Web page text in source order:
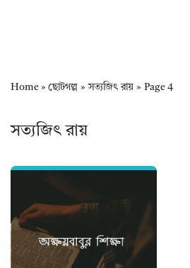
Home » ছোটগল্প »সত্যজিৎ রায় » Page 4
সত্যজিৎ রায়